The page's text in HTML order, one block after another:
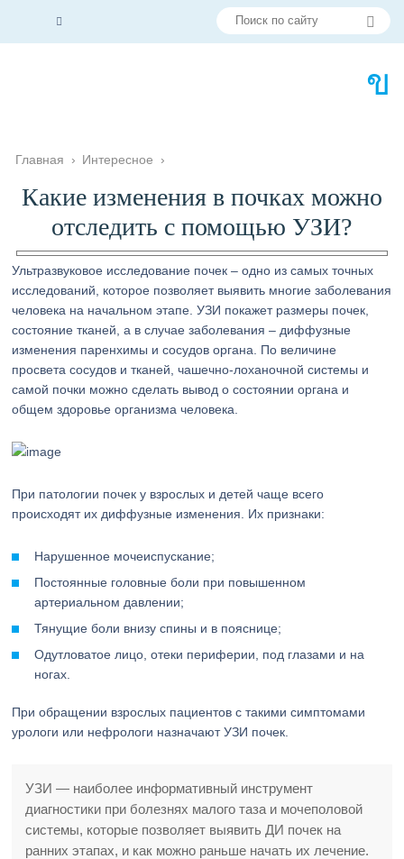
Главная › Интересное ›
Какие изменения в почках можно
отследить с помощью УЗИ?
Ультразвуковое исследование почек – одно из самых точных
исследований, которое позволяет выявить многие заболевания
человека на начальном этапе. УЗИ покажет размеры почек,
состояние тканей, а в случае заболевания – диффузные
изменения паренхимы и сосудов органа. По величине
просвета сосудов и тканей, чашечно-лоханочной системы и
самой почки можно сделать вывод о состоянии органа и
общем здоровье организма человека.
При патологии почек у взрослых и детей чаще всего
происходят их диффузные изменения. Их признаки:
Нарушенное мочеиспускание;
Постоянные головные боли при повышенном
артериальном давлении;
Тянущие боли внизу спины и в пояснице;
Одутловатое лицо, отеки периферии, под глазами и на
ногах.
При обращении взрослых пациентов с такими симптомами
урологи или нефрологи назначают УЗИ почек.
УЗИ — наиболее информативный инструмент
диагностики при болезнях малого таза и мочеполовой
системы, которые позволяет выявить ДИ почек на
ранних этапах, и как можно раньше начать их лечение.